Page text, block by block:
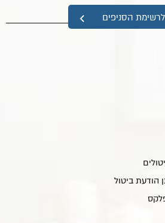
לרשימת הסניפים
מפת אתר
הודעת ביטול